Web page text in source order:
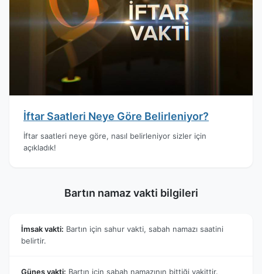
İftar Saatleri Neye Göre Belirleniyor?
İftar saatleri neye göre, nasıl belirleniyor sizler için
açıkladık!
Bartın namaz vakti bilgileri
İmsak vakti: Bartın için sahur vakti, sabah namazı saatini
belirtir.
Güneş vakti: Bartın için sabah namazının bittiği vakittir.